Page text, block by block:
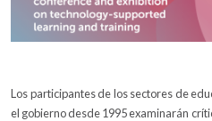
Los participantes de los sectores de
el gobierno desde 1995 examinarán